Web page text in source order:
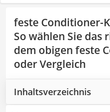
feste Conditioner-
So wählen Sie das
dem obigen feste
oder Vergleich
Inhaltsverzeichnis